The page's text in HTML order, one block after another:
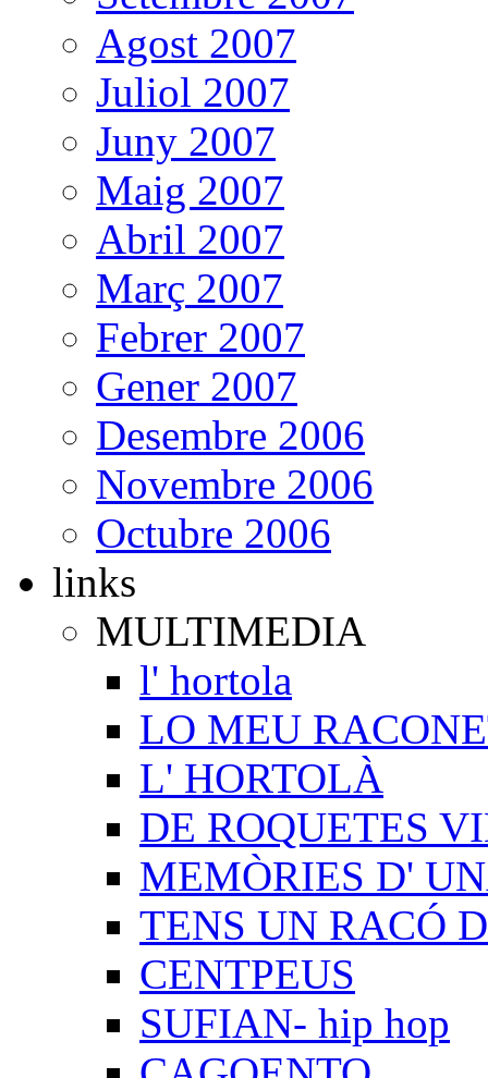
Agost 2007
Juliol 2007
Juny 2007
Maig 2007
Abril 2007
Març 2007
Febrer 2007
Gener 2007
Desembre 2006
Novembre 2006
Octubre 2006
links
MULTIMEDIA
l' hortola
LO MEU
L' HORTOLÀ
DE ROQUETES
MEMÒRIES D'
TENS UN RACÓ
CENTPEUS
SUFIAN- hip hop